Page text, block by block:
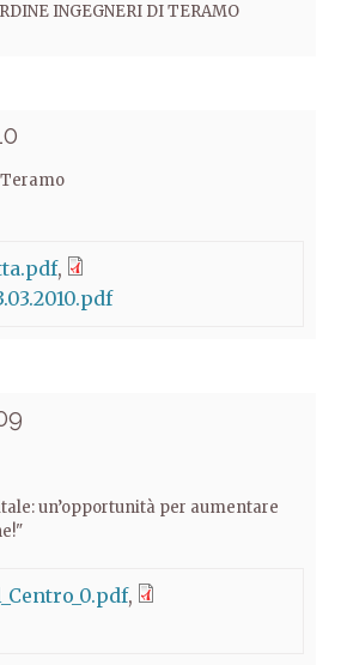
INGEGNERI DI TERAMO
un’opportunità per aumentare